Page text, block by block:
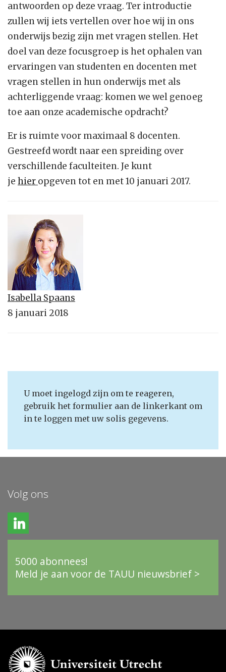
antwoorden op deze vraag. Ter introductie
zullen wij iets vertellen over hoe wij in ons
onderwijs bezig zijn met vragen stellen. Het
doel van deze focusgroep is het ophalen van
ervaringen van studenten en docenten met
vragen stellen in hun onderwijs met als
achterliggende vraag: komen we wel genoeg
toe aan onze academische opdracht?
Er is ruimte voor maximaal 8 docenten.
Gestreefd wordt naar een spreiding over
verschillende faculteiten. Je kunt
je hier opgeven tot en met 10 januari 2017.
Isabella Spaans
8 januari 2018
U moet ingelogd zijn om te reageren,
gebruik het formulier aan de linkerkant om
in te loggen met uw solis gegevens.
Volg ons
5000 abonnees!
Meld je aan voor de TAUU nieuwsbrief >